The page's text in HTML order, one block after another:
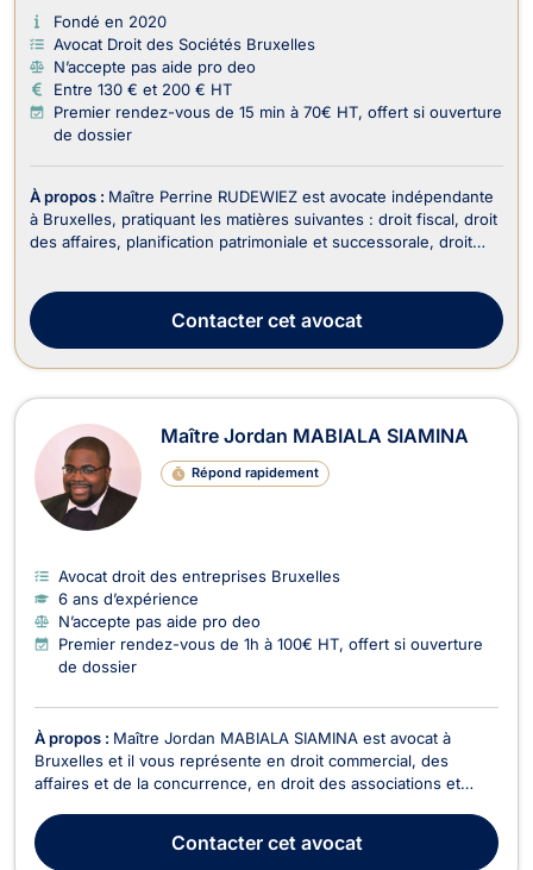
Fondé en 2020
Avocat Droit des Sociétés Bruxelles
N’accepte pas aide pro deo
Entre 130 € et 200 € HT
Premier rendez-vous de 15 min à 70€ HT, offert si ouverture
de dossier
À propos : Maître Perrine RUDEWIEZ est avocate indépendante
à Bruxelles, pratiquant les matières suivantes : droit fiscal, droit
des affaires, planification patrimoniale et successorale, droit
service de ses clients pou...
Contactercet avocat
Maître Jordan MABIALA SIAMINA
Répond rapidement
Avocat droit des entreprises Bruxelles
6 ans d’expérience
N’accepte pas aide pro deo
Premier rendez-vous de 1h à 100€ HT, offert si ouverture
de dossier
À propos : Maître Jordan MABIALA SIAMINA est avocat à
Bruxelles et il vous représente en droit commercial, des
affaires et de la concurrence, en droit des associations et
Jordan MABIALA SIAMINA intervient en droit commercial, des
affaires et de la concurrence pour les dos...
Contactercet avocat